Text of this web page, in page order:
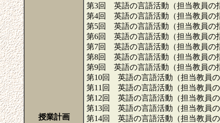
授業計画
第3回 英語の言語活動（担当教員の
第4回 英語の言語活動（担当教員の
第5回 英語の言語活動（担当教員の
第6回 英語の言語活動（担当教員の
第7回 英語の言語活動（担当教員の
第8回 英語の言語活動（担当教員の
第9回 英語の言語活動（担当教員の
第10回 英語の言語活動（担当教員
第11回 英語の言語活動（担当教員
第12回 英語の言語活動（担当教員
第13回 英語の言語活動（担当教員
第14回 英語の言語活動（担当教員